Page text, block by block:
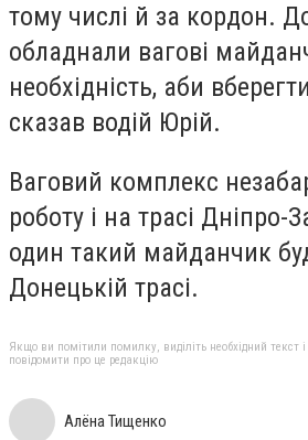
тому числі й за кордон.
обладнали вагові
необхідність, аби
сказав водій Юрій.
Ваговий комплекс
роботу і на трасі
один такий майданчик
Донецькій трасі.
Якщо ви помітили помилку, виділіть необхідний текст
повідомити про це редакцію
Алёна Тищенко